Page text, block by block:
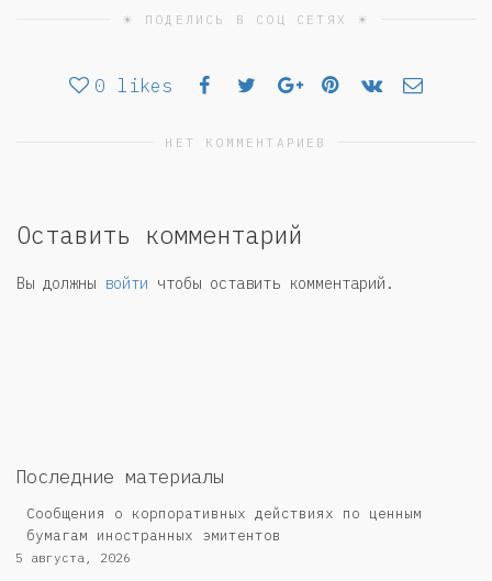
☀ ПОДЕЛИСЬ В СОЦ СЕТЯХ ☀
0 likes
НЕТ КОММЕНТАРИЕВ
Оставить комментарий
Вы должны войти чтобы оставить комментарий.
Последние материалы
Сообщения о корпоративных действиях по ценным
бумагам иностранных эмитентов
5 августа, 2026